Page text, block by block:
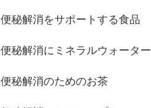
便秘解消をサポートする食品
便秘解消にミネラルウォーター
便秘解消のためのお茶